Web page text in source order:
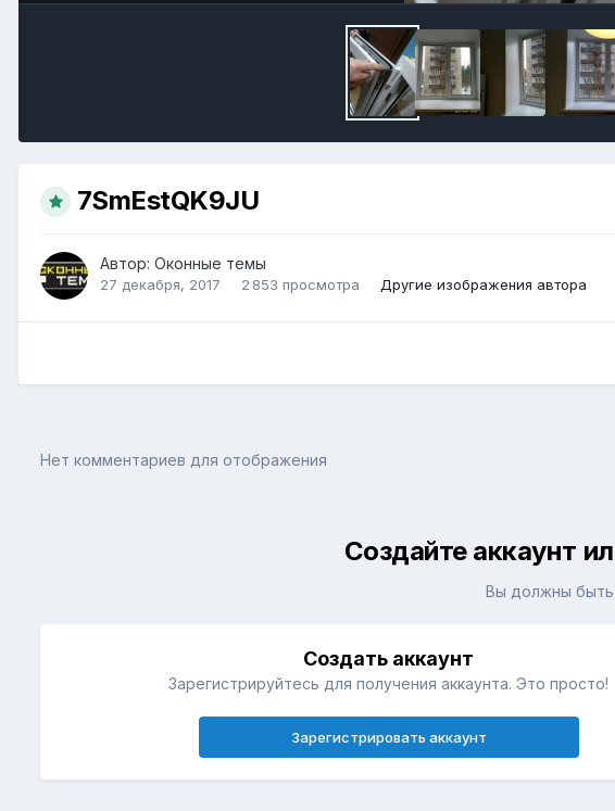
7SmEstQK9JU
Автор: Оконные темы
27 декабря, 2017 2 853 просмотра Другие изображения автора
Нет комментариев для отображения
Создайте аккаунт
Вы должны быть
Создать аккаунт
Зарегистрируйтесь для получения аккаунта. Это просто!
Зарегистрировать аккаунт